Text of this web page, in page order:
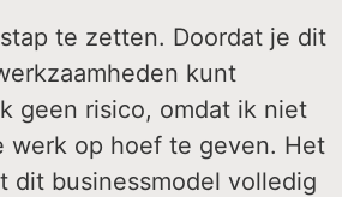
te zetten. Doordat je dit
kunt
geen risico, omdat ik niet
werk op hoef te geven. Het
dit businessmodel volledig